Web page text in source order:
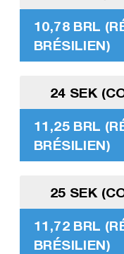
10,78 BRL
BRÉSILIEN)
24 SEK
11,25 BRL
BRÉSILIEN)
25 SEK
11,72 BRL
BRÉSILIEN)